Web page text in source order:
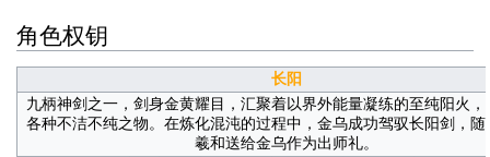
角色权钥
长阳
九柄神剑之一，剑身金黄耀目，汇聚着以界外能量凝练的至纯阳火，
各种不洁不纯之物。在炼化混沌的过程中，金乌成功驾驭长阳剑，随
羲和送给金乌作为出师礼。